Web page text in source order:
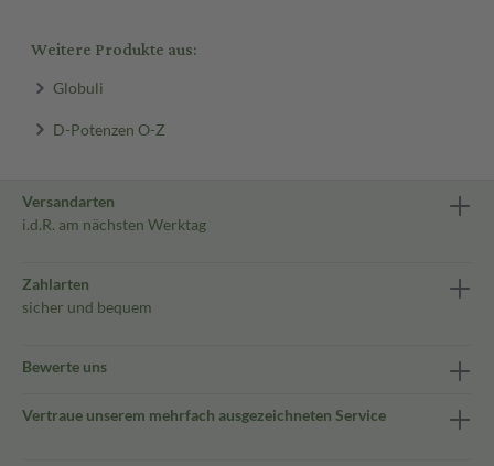
Weitere Produkte aus:
Globuli
D-Potenzen O-Z
Versandarten
i.d.R. am nächsten Werktag
Zahlarten
sicher und bequem
Bewerte uns
Vertraue unserem mehrfach ausgezeichneten Service